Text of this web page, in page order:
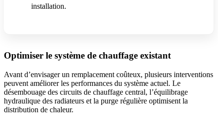
installation.
Optimiser le système de chauffage existant
Avant d’envisager un remplacement coûteux, plusieurs interventions
peuvent améliorer les performances du système actuel. Le
désembouage des circuits de chauffage central, l’équilibrage
hydraulique des radiateurs et la purge régulière optimisent la
distribution de chaleur.